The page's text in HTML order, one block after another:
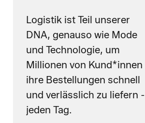
Logistik ist Teil unserer
DNA, genauso wie Mode
und Technologie, um
Millionen von Kund*innen
ihre Bestellungen schnell
und verlässlich zu liefern -
jeden Tag.